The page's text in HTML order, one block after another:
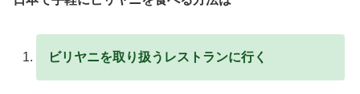
ビリヤニを取り扱うレストランに行く